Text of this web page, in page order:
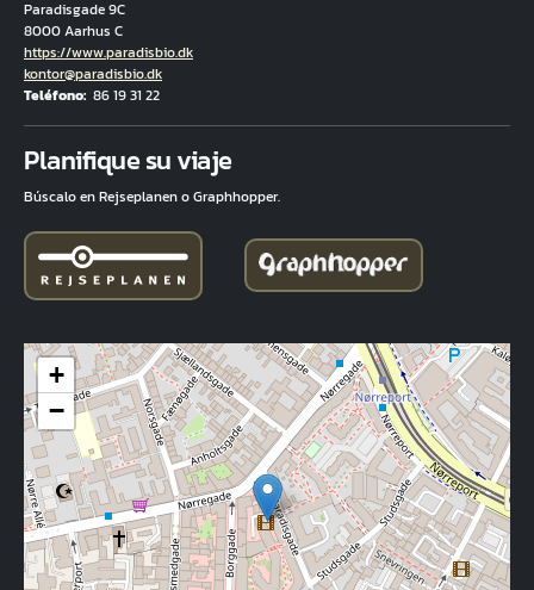
Paradisgade 9C
8000 Aarhus C
Hjemmeside
https://www.paradisbio.dk
Correo electrónico
kontor@paradisbio.dk
Teléfono 86 19 31 22
Planifique su viaje
Búscalo en Rejseplanen o Graphhopper.
+
−